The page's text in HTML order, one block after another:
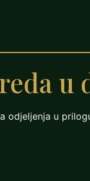
u
odjeljenja u